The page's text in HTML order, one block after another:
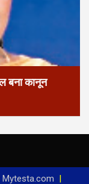
बना कानून
Mytesta.com